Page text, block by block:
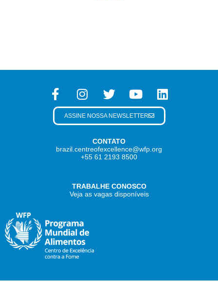
CONTATO
brazil.centreofexcellence@wfp.org
+55 61 2193 8500
TRABALHE CONOSCO
Veja as vagas disponíveis
ASSINE NOSSA NEWSLETTER